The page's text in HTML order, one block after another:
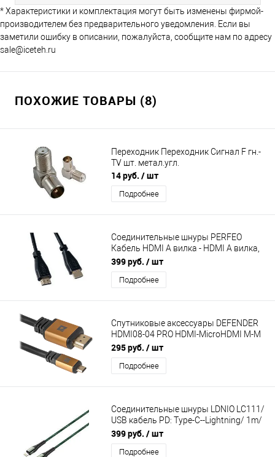
* Характеристики и комплектация могут быть изменены фирмой-
производителем без предварительного уведомления. Если вы
заметили ошибку в описании, пожалуйста, сообщите нам по адресу
sale@iceteh.ru
ПОХОЖИЕ ТОВАРЫ (8)
Переходник Переходник Сигнал F гн.-
TV шт. метал.угл.
14 руб. / шт
Подробнее
Соединительные шнуры PERFEO
Кабель HDMI A вилка - HDMI A вилка,
ver.1.4, длина 5 м. (H1005)
399 руб. / шт
Подробнее
Спутниковые аксессуары DEFENDER
HDMI08-04 PRO HDMI-MicroHDMI M-M
1м
295 руб. / шт
Подробнее
Соединительные шнуры LDNIO LC111/
USB кабель PD: Type-C--Lightning/ 1m/
30W/ медь: 110 жил/ Нейлоновая
оплетка/ Green (LD-B4527)
399 руб. / шт
Подробнее